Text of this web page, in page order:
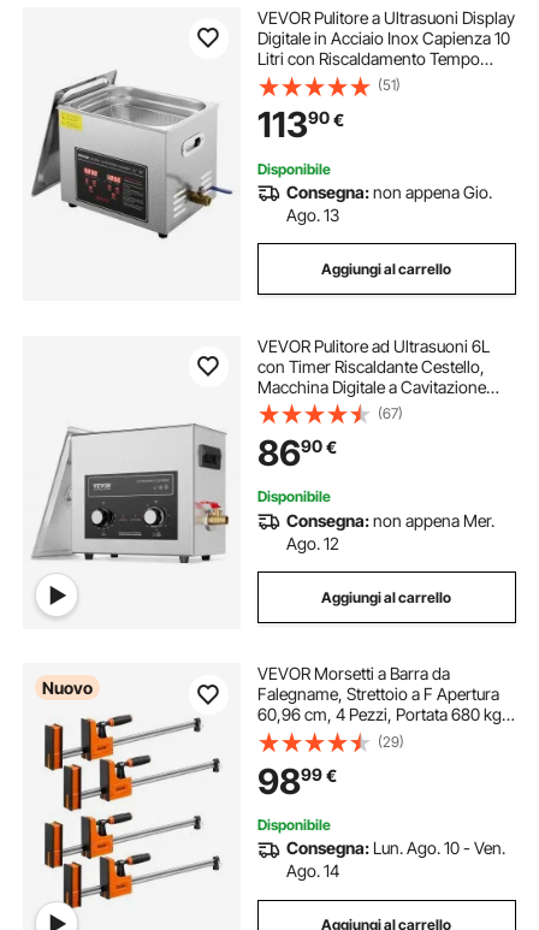
riparazione orologi vicino a me
orologio timbracartellini
pulizie ultrasuoni orologio apricasse orologi
lavatrice per orologi
orologio per officina
lavatrice per orologio
VEVOR Pulitore a Ultrasuoni Display
Digitale in Acciaio Inox Capienza 10
Litri con Riscaldamento Tempo
Temperatura Regolabile, Macchina
Pulitrice a Ultrasuoni per Gioielli
Occhiali Orologi Laboratorio
(51)
11390€
Disponibile
Consegna:non appena Gio.
Ago. 13
Aggiungi al carrello
VEVOR Pulitore ad Ultrasuoni 6L
con Timer Riscaldante Cestello,
Macchina Digitale a Cavitazione
Sonica, Pulitrice Ultrasuoni 180 W
per Strumenti di Orologi, Occhiali,
Monete, Utensili Metallici
(67)
8690€
Disponibile
Consegna:non appena Mer.
Ago. 12
Aggiungi al carrello
Nuovo
VEVOR Morsetti a Barra da
Falegname, Strettoio a F Apertura
60,96 cm, 4 Pezzi, Portata 680 kg,
2 Modalità, con Cuscinetti,
Impugnatura Ergonomica, Barra in
Acciaio al Carbonio, per
Lavorazione Legno
(29)
9899€
Disponibile
Consegna: Lun. Ago. 10 - Ven.
Ago. 14
Aggiungi al carrello